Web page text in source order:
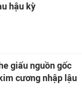
hậu kỳ
giấu nguồn gốc
cương nhập lậu